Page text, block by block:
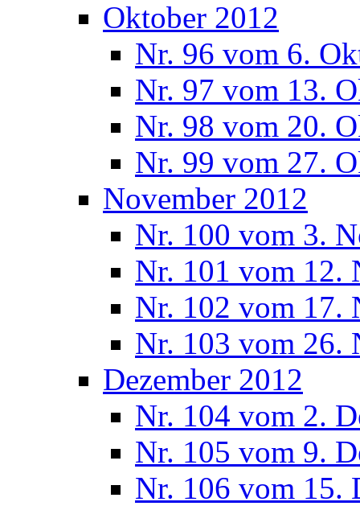
Oktober 2012
Nr. 96 vom 6.
Nr. 97 vom 13.
Nr. 98 vom 20.
Nr. 99 vom 27.
November 2012
Nr. 100 vom 3.
Nr. 101 vom 12.
Nr. 102 vom 17.
Nr. 103 vom 26.
Dezember 2012
Nr. 104 vom 2.
Nr. 105 vom 9.
Nr. 106 vom 15.